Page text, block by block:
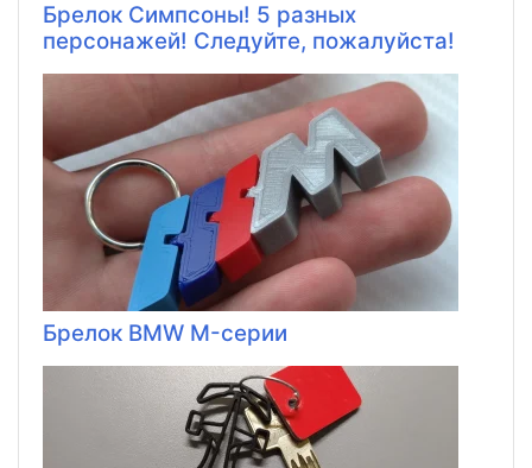
Брелок Симпсоны! 5 разных
персонажей! Следуйте, пожалуйста!
Брелок BMW M-серии